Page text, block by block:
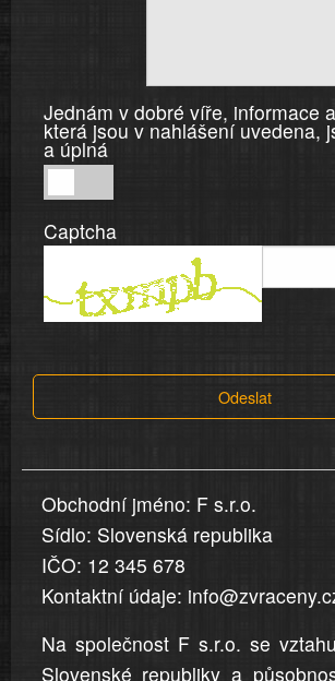
Jednám v dobré víře, informace
která jsou v nahlášení uvedena,
a úplná
v
dobré
informace
v
uvedena,
jsou
přesná
a
úplná
Captcha
Odeslat
Obchodní jméno: F s.r.o.
Sídlo: Slovenská republika
IČO: 12 345 678
Kontaktní údaje:
Na společnost F s.r.o. se
Slovenské republiky a